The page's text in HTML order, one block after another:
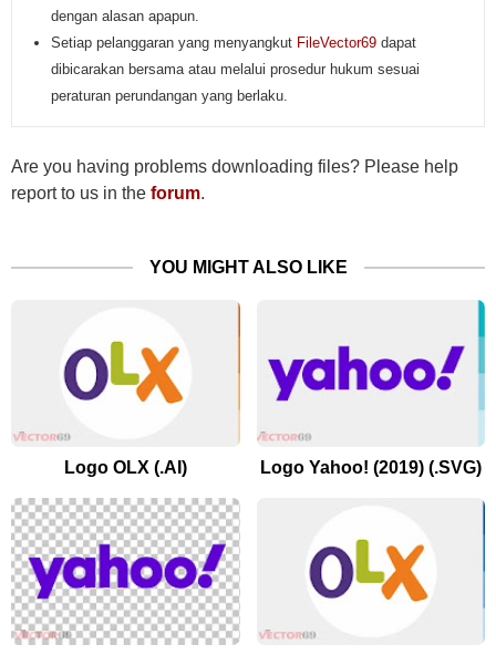
dengan alasan apapun.
Setiap pelanggaran yang menyangkut FileVector69 dapat
dibicarakan bersama atau melalui prosedur hukum sesuai
peraturan perundangan yang berlaku.
Are you having problems downloading files? Please help
report to us in the forum.
YOU MIGHT ALSO LIKE
Logo OLX (.AI) Logo Yahoo! (2019) (.SVG)